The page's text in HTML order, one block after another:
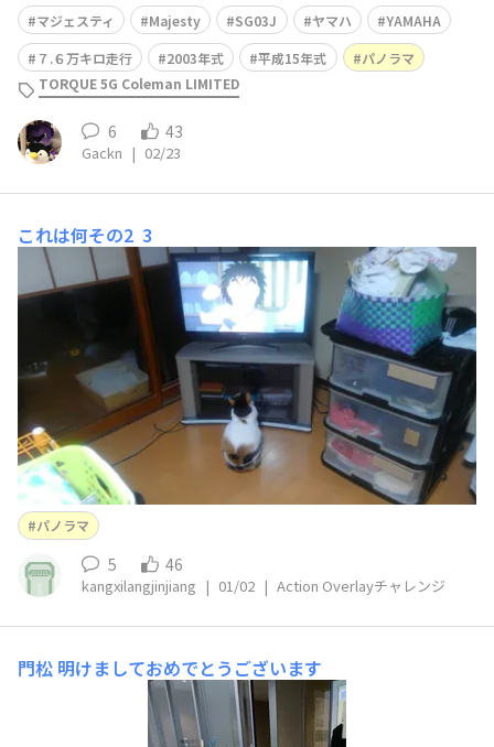
マジェスティ Majesty SG03J ヤマハ
YAMAHA
７.６万キロ走行
2003年式 平成15年式
パノラマ
TORQUE 5G Coleman LIMITED
6 43
Gackn | 02/23
これは何その2 3
パノラマ
5 46
kangxilangjinjiang | 01/02 | Action Overlayチャレンジ
門松 明けましておめでとうございます